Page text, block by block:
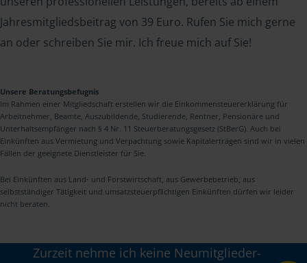
Jahresmitgliedsbeitrag von 39 Euro. Rufen Sie mich gerne
an oder schreiben Sie mir. Ich freue mich auf Sie!
Unsere Beratungsbefugnis
Im Rahmen einer Mitgliedschaft erstellen wir die Einkommensteuererklärung für
Arbeitnehmer, Beamte, Auszubildende, Studierende, Rentner, Pensionäre und
Unterhaltsempfänger nach § 4 Nr. 11 Steuerberatungsgesetz (StBerG). Auch bei
Einkünften aus Vermietung und Verpachtung sowie Kapitalerträgen sind wir in vielen
Fällen der geeignete Dienstleister für Sie.
Bei Einkünften aus Land- und Forstwirtschaft, aus Gewerbebetrieb, aus
selbstständiger Tätigkeit und umsatzsteuerpflichtigen Einkünften dürfen wir leider
nicht beraten.
Zurzeit nehme ich keine Neumitglieder-